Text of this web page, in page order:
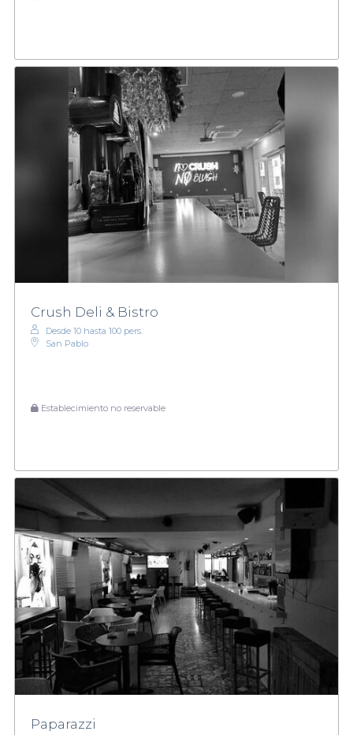
Crush Deli & Bistro
Desde 10 hasta 100 pers.
San Pablo
Establecimiento no reservable
Paparazzi